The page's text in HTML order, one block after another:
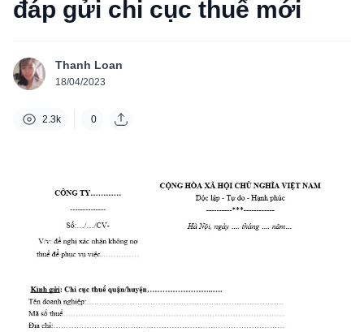
đáp gửi chi cục thuế mới
Thanh Loan
18/04/2023
2.3k 0